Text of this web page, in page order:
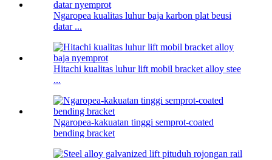
Ngaropea kualitas luhur baja karbon plat beusi
datar ...
Hitachi kualitas luhur lift mobil bracket alloy stee
...
Ngaropea-kakuatan tinggi semprot-coated
bending bracket